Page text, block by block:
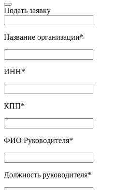
Подать заявку
Название организации*
ИНН*
КПП*
ФИО Руководителя*
Должность руководителя*